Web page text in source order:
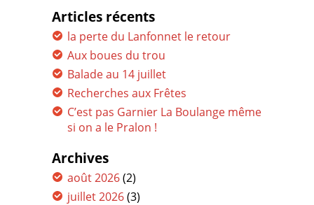
Articles récents
la perte du Lanfonnet le retour
Aux boues du trou
Balade au 14 juillet
Recherches aux Frêtes
C’est pas Garnier La Boulange même
si on a le Pralon !
Archives
août 2026(2)
juillet 2026(3)